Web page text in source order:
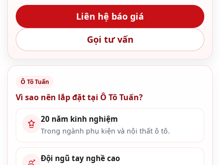
Liên hệ báo giá
Gọi tư vấn
Ô Tô Tuấn
Vì sao nên lắp đặt tại Ô Tô Tuấn?
20 năm kinh nghiệm
Trong ngành phụ kiện và nội thất ô tô.
Đội ngũ tay nghề cao